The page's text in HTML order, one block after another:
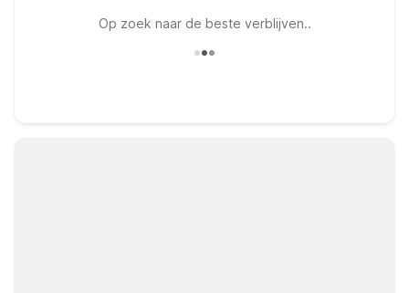
Op zoek naar de beste verblijven..